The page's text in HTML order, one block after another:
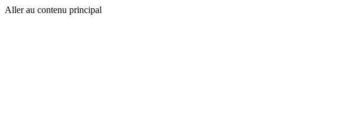
Aller au contenu principal